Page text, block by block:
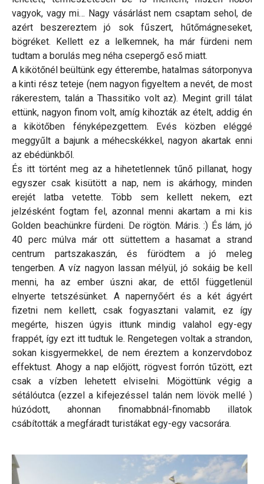
vagyok, vagy mi… Nagy vásárlást nem csaptam sehol, de
azért beszereztem jó sok fűszert, hűtőmágneseket,
bögréket. Kellett ez a lelkemnek, ha már fürdeni nem
tudtam a borulás meg néha csepergő eső miatt.
A kikötőnél beültünk egy étterembe, hatalmas sátorponyva
a kinti rész teteje (nem nagyon figyeltem a nevét, de most
rákerestem, talán a Thassitiko volt az). Megint grill tálat
ettünk, nagyon finom volt, amíg kihozták az ételt, addig én
a kikötőben fényképezgettem. Evés közben eléggé
meggyűlt a bajunk a méhecskékkel, nagyon akartak enni
az ebédünkből.
És itt történt meg az a hihetetlennek tűnő pillanat, hogy
egyszer csak kisütött a nap, nem is akárhogy, minden
erejét latba vetette. Több sem kellett nekem, ezt
jelzésként fogtam fel, azonnal menni akartam a mi kis
Golden beachünkre fürdeni. De rögtön. Máris. :) És lám, jó
40 perc múlva már ott süttettem a hasamat a strand
centrum partszakaszán, és fürödtem a jó meleg
tengerben. A víz nagyon lassan mélyül, jó sokáig be kell
menni, ha az ember úszni akar, de ettől függetlenül
elnyerte tetszésünket. A napernyőért és a két ágyért
fizetni nem kellett, csak fogyasztani valamit, ez így
megérte, hiszen úgyis ittunk mindig valahol egy-egy
frappét, így ezt itt tudtuk le. Rengetegen voltak a strandon,
sokan kisgyermekkel, de nem éreztem a konzervdoboz
effektust. Ahogy a nap előjött, rögvest forrón tűzött, ezt
csak a vízben lehetett elviselni. Mögöttünk végig a
sétálóutca (ezzel a kifejezéssel talán nem lövök mellé )
húzódott, ahonnan finomabbnál-finomabb illatok
csábították a megfáradt turistákat egy-egy vacsorára.